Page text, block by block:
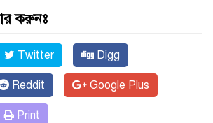
করুনঃ
Twitter Digg
Reddit Google Plus
Print